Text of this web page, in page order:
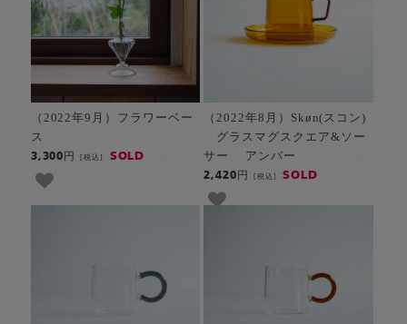
（2022年9月）フラワーベー
ス
3,300円[税込] SOLD
（2022年8月）Skøn(スコン)
グラスマグスクエア&ソー
サー アンバー
2,420円 [税込] SOLD